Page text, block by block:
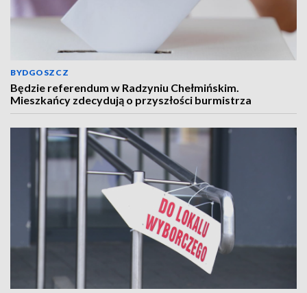
BYDGOSZCZ
Będzie referendum w Radzyniu Chełmińskim.
Mieszkańcy zdecydują o przyszłości burmistrza